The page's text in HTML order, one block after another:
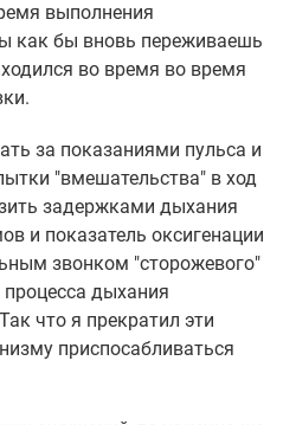
выполнения
как бы вновь переживаешь
во время во время
за показаниями пульса и
"вмешательства" в ход
задержками дыхания
и показатель оксигенации
звонком "сторожевого"
дыхания
что я прекратил эти
приспосабливаться